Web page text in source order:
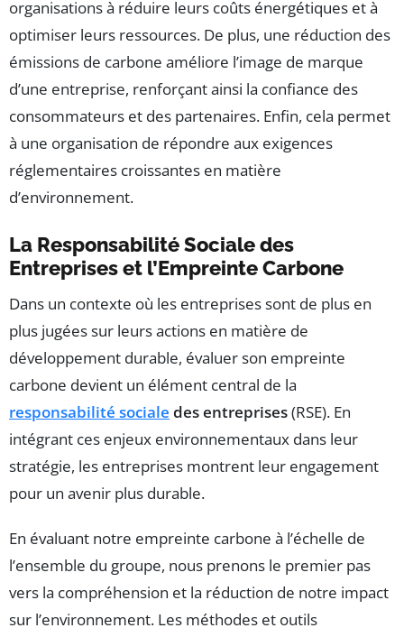
organisations à réduire leurs coûts énergétiques et à
optimiser leurs ressources. De plus, une réduction des
émissions de carbone améliore l’image de marque
d’une entreprise, renforçant ainsi la confiance des
consommateurs et des partenaires. Enfin, cela permet
à une organisation de répondre aux exigences
réglementaires croissantes en matière
d’environnement.
La Responsabilité Sociale des
Entreprises et l’Empreinte Carbone
Dans un contexte où les entreprises sont de plus en
plus jugées sur leurs actions en matière de
développement durable, évaluer son empreinte
carbone devient un élément central de la
responsabilité sociale des entreprises(RSE). En
intégrant ces enjeux environnementaux dans leur
stratégie, les entreprises montrent leur engagement
pour un avenir plus durable.
En évaluant notre empreinte carbone à l’échelle de
l’ensemble du groupe, nous prenons le premier pas
vers la compréhension et la réduction de notre impact
sur l’environnement. Les méthodes et outils